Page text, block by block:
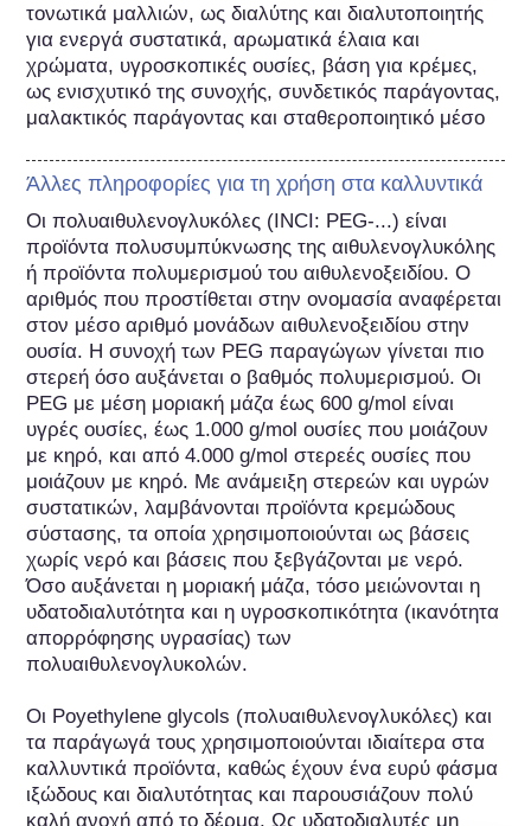
τονωτικά μαλλιών, ως διαλύτης και διαλυτοποιητής
για ενεργά συστατικά, αρωματικά έλαια και
χρώματα, υγροσκοπικές ουσίες, βάση για κρέμες,
ως ενισχυτικό της συνοχής, συνδετικός παράγοντας,
μαλακτικός παράγοντας και σταθεροποιητικό μέσο
Άλλες πληροφορίες για τη χρήση στα καλλυντικά
Οι πολυαιθυλενογλυκόλες (INCI: PEG-...) είναι
προϊόντα πολυσυμπύκνωσης της αιθυλενογλυκόλης
ή προϊόντα πολυμερισμού του αιθυλενοξειδίου. Ο
αριθμός που προστίθεται στην ονομασία αναφέρεται
στον μέσο αριθμό μονάδων αιθυλενοξειδίου στην
ουσία. Η συνοχή των PEG παραγώγων γίνεται πιο
στερεή όσο αυξάνεται ο βαθμός πολυμερισμού. Οι
PEG με μέση μοριακή μάζα έως 600 g/mol είναι
υγρές ουσίες, έως 1.000 g/mol ουσίες που μοιάζουν
με κηρό, και από 4.000 g/mol στερεές ουσίες που
μοιάζουν με κηρό. Με ανάμειξη στερεών και υγρών
συστατικών, λαμβάνονται προϊόντα κρεμώδους
σύστασης, τα οποία χρησιμοποιούνται ως βάσεις
χωρίς νερό και βάσεις που ξεβγάζονται με νερό.
Όσο αυξάνεται η μοριακή μάζα, τόσο μειώνονται η
υδατοδιαλυτότητα και η υγροσκοπικότητα (ικανότητα
απορρόφησης υγρασίας) των
πολυαιθυλενογλυκολών.
Οι Poyethylene glycols (πολυαιθυλενογλυκόλες) και
τα παράγωγά τους χρησιμοποιούνται ιδιαίτερα στα
καλλυντικά προϊόντα, καθώς έχουν ένα ευρύ φάσμα
ιξώδους και διαλυτότητας και παρουσιάζουν πολύ
καλή ανοχή από το δέρμα. Ως υδατοδιαλυτές μη